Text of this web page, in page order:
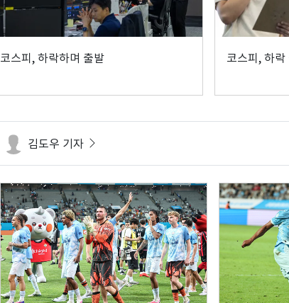
코스피, 하락하며 출발 코스피, 하락
김도우 기자